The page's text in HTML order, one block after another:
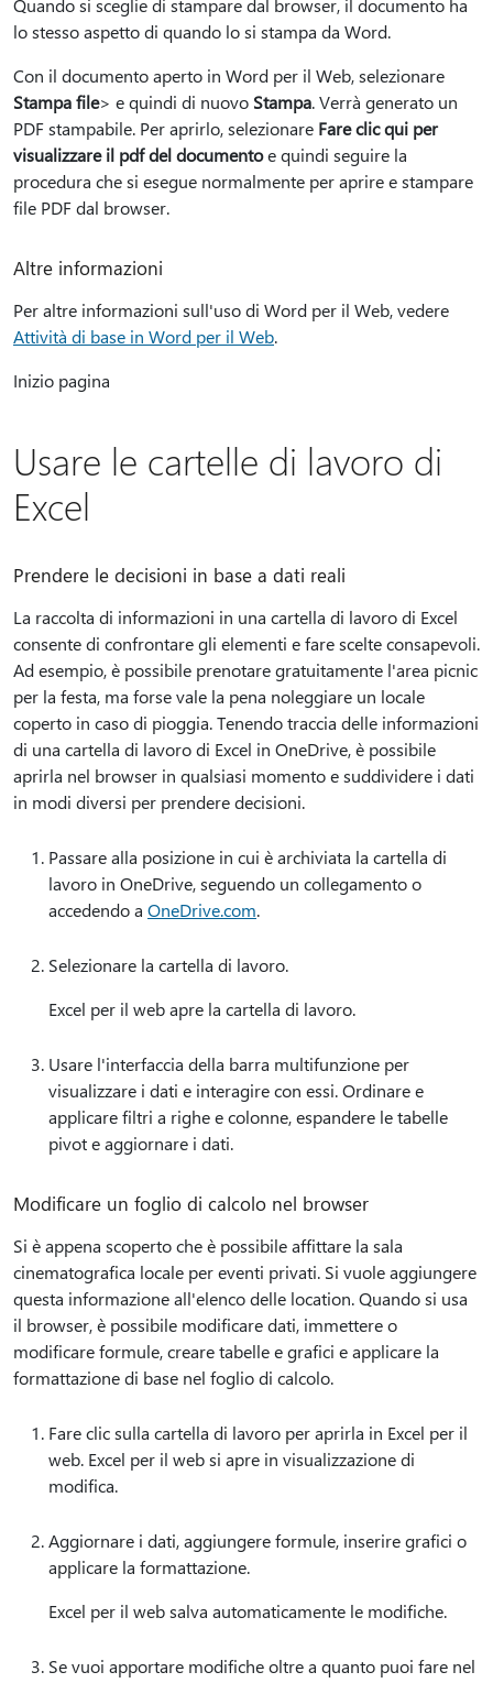
Quando si sceglie di stampare dal browser, il documento ha
lo stesso aspetto di quando lo si stampa da Word.
Con il documento aperto in Word per il Web, selezionare
Stampa file> e quindi di nuovo Stampa.Verrà generato un
PDF stampabile. Per aprirlo, selezionare Fare clic qui per
visualizzare il pdf del documentoe quindi seguire la
procedura che si esegue normalmente per aprire e stampare
file PDF dal browser.
Altre informazioni
Per altre informazioni sull'uso di Word per il Web, vedere
Attività di base in Word per il Web.
Inizio pagina
Usare le cartelle di lavoro di
Excel
Prendere le decisioni in base a dati reali
La raccolta di informazioni in una cartella di lavoro di Excel
consente di confrontare gli elementi e fare scelte consapevoli.
Ad esempio, è possibile prenotare gratuitamente l'area picnic
per la festa, ma forse vale la pena noleggiare un locale
coperto in caso di pioggia. Tenendo traccia delle informazioni
di una cartella di lavoro di Excel in OneDrive, è possibile
aprirla nel browser in qualsiasi momento e suddividere i dati
in modi diversi per prendere decisioni.
Passare alla posizione in cui è archiviata la cartella di
lavoro in OneDrive, seguendo un collegamento o
accedendo a OneDrive.com.
Selezionare la cartella di lavoro.
Excel per il web apre la cartella di lavoro.
Usare l'interfaccia della barra multifunzione per
visualizzare i dati e interagire con essi. Ordinare e
applicare filtri a righe e colonne, espandere le tabelle
pivot e aggiornare i dati.
Modificare un foglio di calcolo nel browser
Si è appena scoperto che è possibile affittare la sala
cinematografica locale per eventi privati. Si vuole aggiungere
questa informazione all'elenco delle location. Quando si usa
il browser, è possibile modificare dati, immettere o
modificare formule, creare tabelle e grafici e applicare la
formattazione di base nel foglio di calcolo.
Fare clic sulla cartella di lavoro per aprirla in Excel per il
web. Excel per il web si apre in visualizzazione di
modifica.
Aggiornare i dati, aggiungere formule, inserire grafici o
applicare la formattazione.
Excel per il web salva automaticamente le modifiche.
Se vuoi apportare modifiche oltre a quanto puoi fare nel